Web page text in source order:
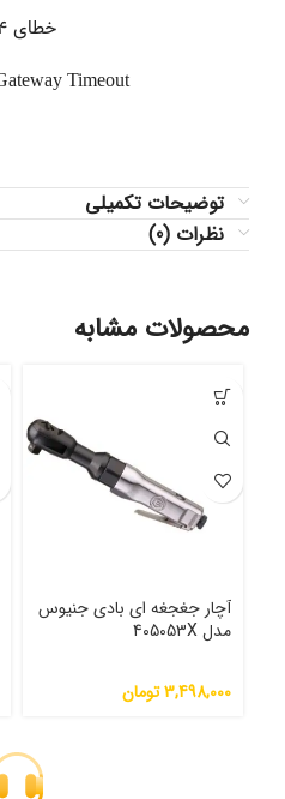
توضیحات تکمیلی
نظرات (0)
محصولات مشابه
آچار جغجغه ای بادی جنیوس
مدل 405053X
3,498,000تومان